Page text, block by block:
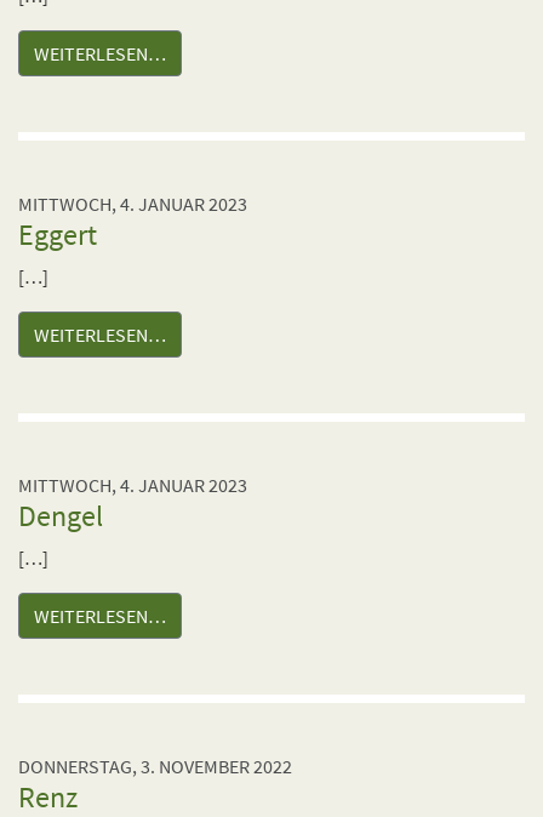
WEITERLESEN…
MITTWOCH, 4. JANUAR 2023
Eggert
[…]
WEITERLESEN…
MITTWOCH, 4. JANUAR 2023
Dengel
[…]
WEITERLESEN…
DONNERSTAG, 3. NOVEMBER 2022
Renz